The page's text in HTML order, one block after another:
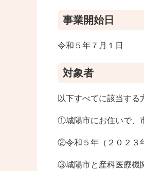
事業開始日
令和５年７月１日
対象者
以下すべてに該当する
①城陽市にお住いで、
②令和５年（２０２３
③城陽市と産科医療機